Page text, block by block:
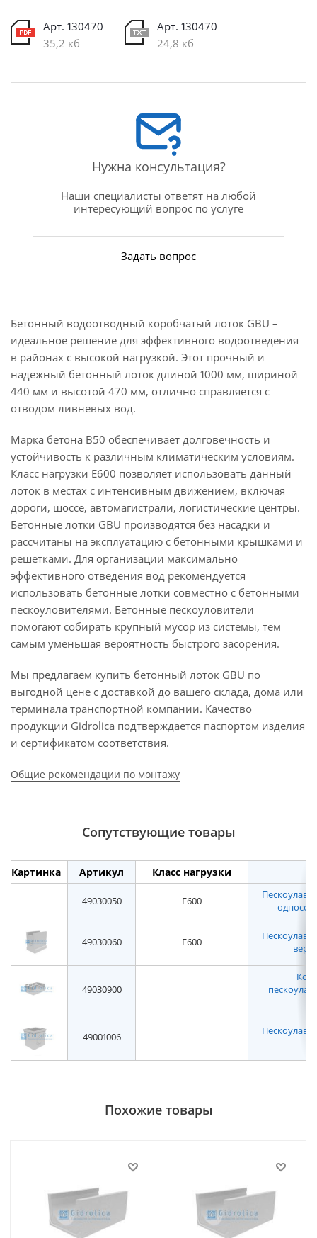
Арт. 130470
35,2 кб
Арт. 130470
24,8 кб
Нужна консультация?
Наши специалисты ответят на любой
интересующий вопрос по услуге
Задать вопрос
Бетонный водоотводный коробчатый лоток GBU –
идеальное решение для эффективного водоотведения
в районах с высокой нагрузкой. Этот прочный и
надежный бетонный лоток длиной 1000 мм, шириной
440 мм и высотой 470 мм, отлично справляется с
отводом ливневых вод.
Марка бетона B50 обеспечивает долговечность и
устойчивость к различным климатическим условиям.
Класс нагрузки E600 позволяет использовать данный
лоток в местах с интенсивным движением, включая
дороги, шоссе, автомагистрали, логистические центры.
Бетонные лотки GBU производятся без насадки и
рассчитаны на эксплуатацию с бетонными крышками и
решетками. Для организации максимально
эффективного отведения вод рекомендуется
использовать бетонные лотки совместно с бетонными
пескоуловителями. Бетонные пескоуловители
помогают собирать крупный мусор из системы, тем
самым уменьшая вероятность быстрого засорения.
Мы предлагаем купить бетонный лоток GBU по
выгодной цене с доставкой до вашего склада, дома или
терминала транспортной компании. Качество
продукции Gidrolica подтверждается паспортом изделия
и сертификатом соответствия.
Общие рекомендации по монтажу
Сопутствующие товары
Картинка Артикул Класс нагрузки
49030050 E600
49030060 E600
49030900
49001006
Похожие товары